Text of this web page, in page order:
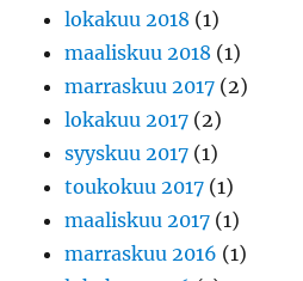
lokakuu 2018 (1)
maaliskuu 2018 (1)
marraskuu 2017 (2)
lokakuu 2017 (2)
syyskuu 2017 (1)
toukokuu 2017 (1)
maaliskuu 2017 (1)
marraskuu 2016 (1)